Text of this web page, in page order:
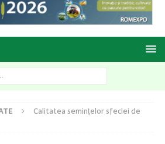
Calitatea semințelor sfeclei de